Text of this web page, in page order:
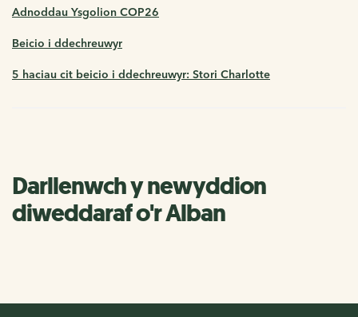
Adnoddau Ysgolion COP26
Beicio i ddechreuwyr
5 haciau cit beicio i ddechreuwyr: Stori Charlotte
Darllenwch y newyddion
diweddaraf o'r Alban